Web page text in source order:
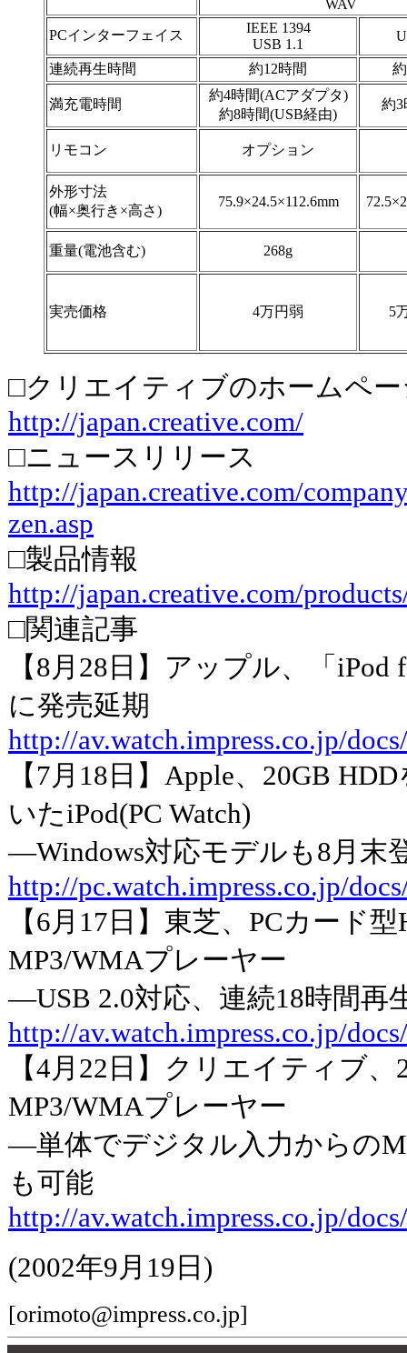
WAV
PCインターフェイス
IEEE 1394
USB 1.1
連続再生時間 約12時間
満充電時間
約4時間(ACアダプタ)
約8時間(USB経由)
約3
リモコン オプション
外形寸法
(幅×奥行き×高さ)
75.9×24.5×112.6mm
重量(電池含む) 268g
実売価格 4万円弱 5
□クリエイティブのホームペ
http://japan.creative.com/
□ニュースリリース
http://japan.creative.com/
zen.asp
□製品情報
http://japan.creative.com/
□関連記事
【8月28日】アップル、「iPod
に発売延期
http://av.watch.impress.co.jp/
【7月18日】Apple、20GB
いたiPod(PC Watch)
―Windows対応モデルも8月末
http://pc.watch.impress.co.jp/
【6月17日】東芝、PCカード
MP3/WMAプレーヤー
―USB 2.0対応、連続18時間再
http://av.watch.impress.co.jp/
【4月22日】クリエイティブ、
MP3/WMAプレーヤー
―単体でデジタル入力からの
も可能
http://av.watch.impress.co.jp/
(2002年9月19日)
[orimoto@impress.co.jp]